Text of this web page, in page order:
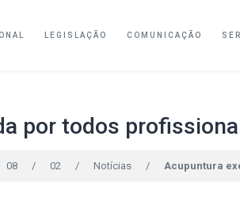
LEGISLAÇÃO COMUNICAÇÃO
por todos
08 / 02 / Notícias / Acupuntura